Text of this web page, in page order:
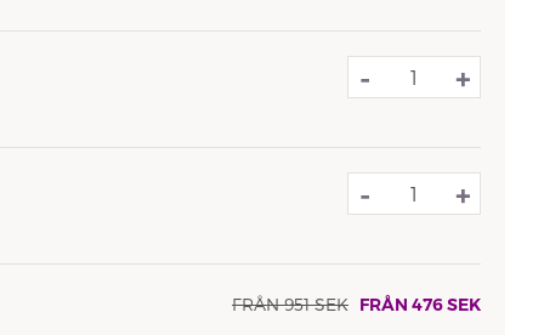
- +
- +
FRÅN 951SEK FRÅN 476SEK